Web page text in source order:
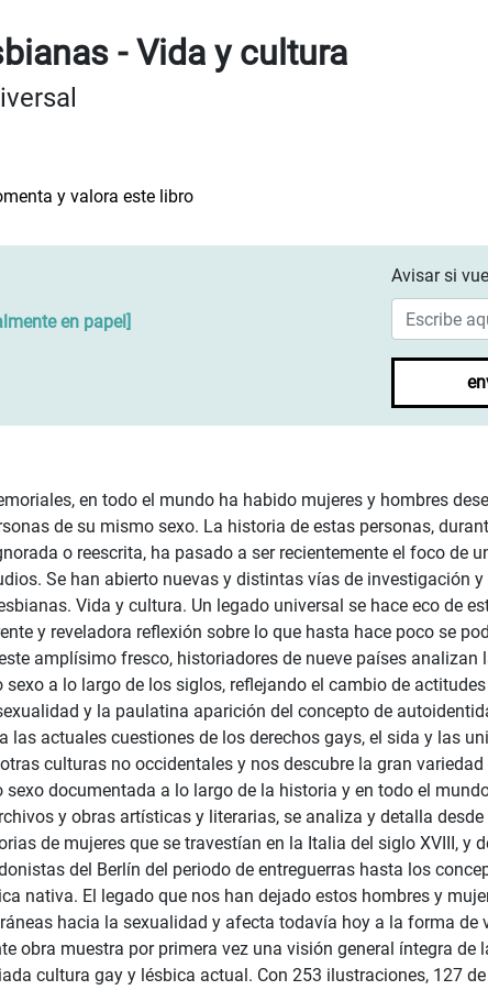
- Vida y cultura
y valora este libro
en papel]
Avisar si
en todo el mundo ha habido mujeres y hombres
de su mismo sexo. La historia de estas personas,
o reescrita, ha pasado a ser recientemente el foco de
Se han abierto nuevas y distintas vías de investigación
Vida y cultura. Un legado universal se hace eco de
y reveladora reflexión sobre lo que hasta hace poco se
amplísimo fresco, historiadores de nueve países analizan
sexo a lo largo de los siglos, reflejando el cambio de
y la paulatina aparición del concepto de
las actuales cuestiones de los derechos gays, el sida y las
culturas no occidentales y nos descubre la gran variedad
sexo documentada a lo largo de la historia y en todo el
y obras artísticas y literarias, se analiza y detalla
de mujeres que se travestían en la Italia del siglo XVIII, y
del Berlín del periodo de entreguerras hasta los
nativa. El legado que nos han dejado estos hombres y
hacia la sexualidad y afecta todavía hoy a la forma de
obra muestra por primera vez una visión general íntegra de
cultura gay y lésbica actual. Con 253 ilustraciones, 127